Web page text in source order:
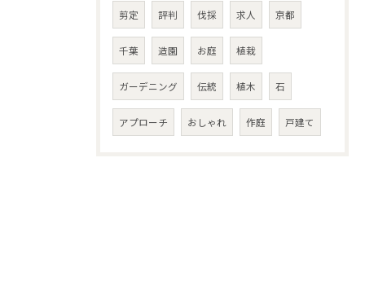
剪定 評判 伐採 求人 京都
千葉 造園 お庭 植栽
ガーデニング 伝統 植木 石
アプローチ おしゃれ 作庭 戸建て